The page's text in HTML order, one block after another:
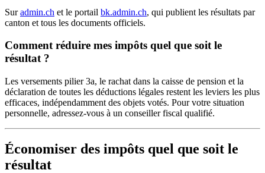
Suradmin.ch et le portail bk.admin.ch, qui publient les résultats par
canton et tous les documents officiels.
Comment réduire mes impôts quel que soit le
résultat ?
Les versements pilier 3a, le rachat dans la caisse de pension et la
déclaration de toutes les déductions légales restent les leviers les plus
efficaces, indépendamment des objets votés. Pour votre situation
personnelle, adressez-vous à un conseiller fiscal qualifié.
Économiser des impôts quel que soit le
résultat